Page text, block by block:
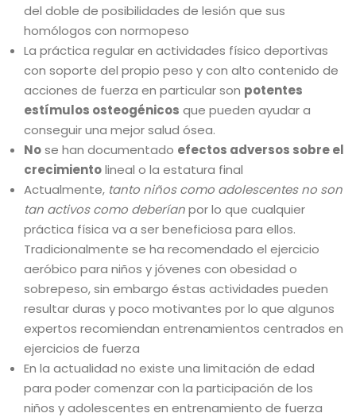
del doble de posibilidades de lesión que sus
homólogos con normopeso
La práctica regular en actividades físico deportivas
con soporte del propio peso y con alto contenido de
acciones de fuerza en particular son potentes
estímulos osteogénicos que pueden ayudar a
conseguir una mejor salud ósea.
Nose han documentado efectos adversos sobre el
crecimientolineal o la estatura final
Actualmente, tanto niños como adolescentes no son
tan activos como deberíanpor lo que cualquier
práctica física va a ser beneficiosa para ellos.
Tradicionalmente se ha recomendado el ejercicio
aeróbico para niños y jóvenes con obesidad o
sobrepeso, sin embargo éstas actividades pueden
resultar duras y poco motivantes por lo que algunos
expertos recomiendan entrenamientos centrados en
ejercicios de fuerza
En la actualidad no existe una limitación de edad
para poder comenzar con la participación de los
niños y adolescentes en entrenamiento de fuerza